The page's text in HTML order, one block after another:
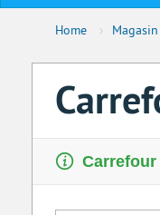
Home › Magasin